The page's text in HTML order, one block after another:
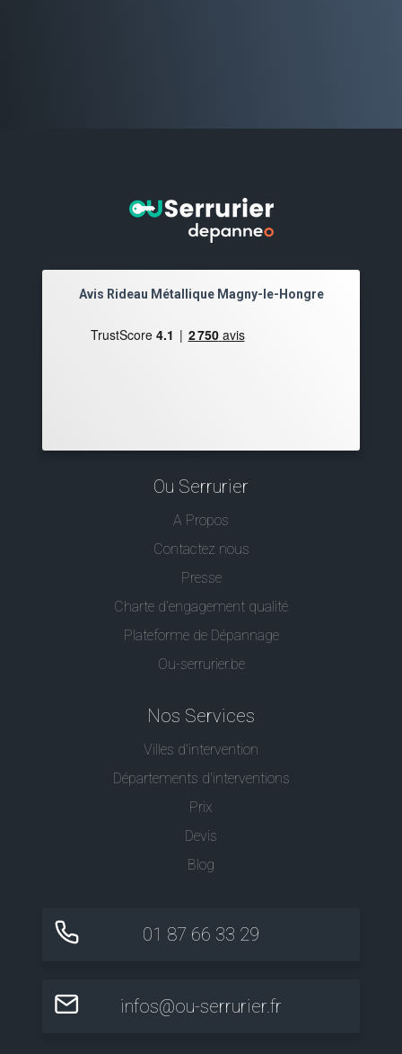
Avis Rideau Métallique Magny-le-Hongre
Ou Serrurier
A Propos
Contactez nous
Presse
Charte d’engagement qualité
Plateforme de Dépannage
Ou-serrurier.be
Nos Services
Villes d'intervention
Départements d'interventions
Prix
Devis
Blog
01 87 66 33 29
infos@ou-serrurier.fr